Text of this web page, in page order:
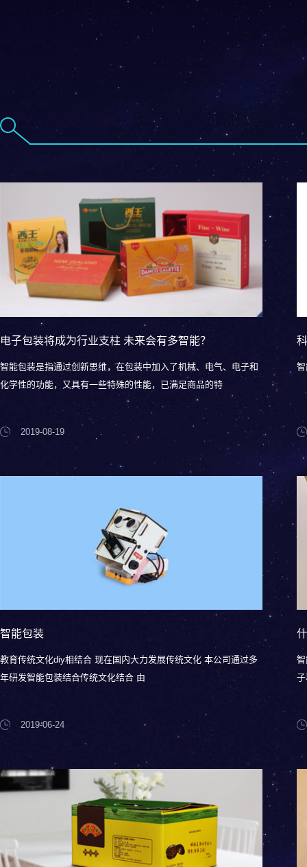
电子包装将成为行业支柱 未来会有多智能？
智能包装是指通过创新思维，在包装中加入了机械、电气、电子和
化学性的功能，又具有一些特殊的性能，已满足商品的特
2019-08-19
智能包装
教育传统文化diy相结合 现在国内大力发展传统文化 本公司通过多
年研发智能包装结合传统文化结合 由
2019-06-24